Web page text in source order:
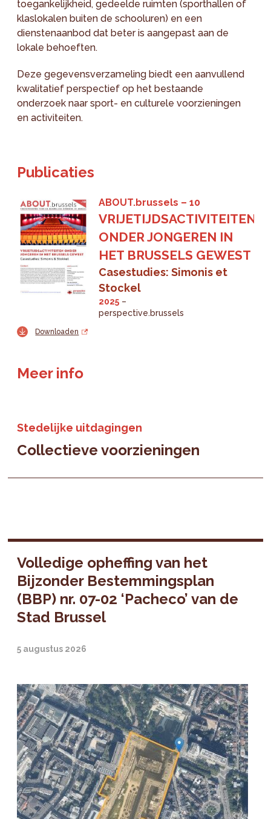
toegankelijkheid, gedeelde ruimten (sporthallen of
klaslokalen buiten de schooluren) en een
dienstenaanbod dat beter is aangepast aan de
lokale behoeften.
Deze gegevensverzameling biedt een aanvullend
kwalitatief perspectief op het bestaande
onderzoek naar sport- en culturele voorzieningen
en activiteiten.
Publicaties
ABOUT.brussels 10
VRIJETIJDSACTIVITEITEN
ONDER JONGEREN IN
HET BRUSSELS GEWEST
Casestudies: Simonis et
Stockel
2025
perspective.brussels
Downloaden
Meer info
Stedelijke uitdagingen
Collectieve voorzieningen
Volledige opheffing van het
Bijzonder Bestemmingsplan
(BBP) nr. 07-02 ‘Pacheco’ van de
Stad Brussel
5 augustus 2026